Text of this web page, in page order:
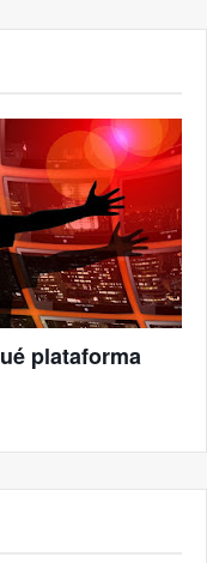
plataforma